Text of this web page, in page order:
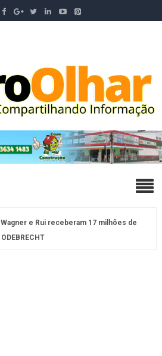
Wagner e Rui receberam 17 milhões de